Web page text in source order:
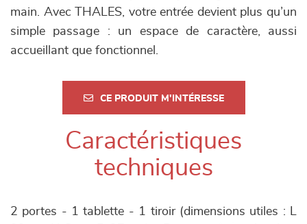
main. Avec THALES, votre entrée devient plus qu’un
simple passage : un espace de caractère, aussi
accueillant que fonctionnel.
CE PRODUIT M'INTÉRESSE
Caractéristiques
techniques
2 portes - 1 tablette - 1 tiroir (dimensions utiles : L